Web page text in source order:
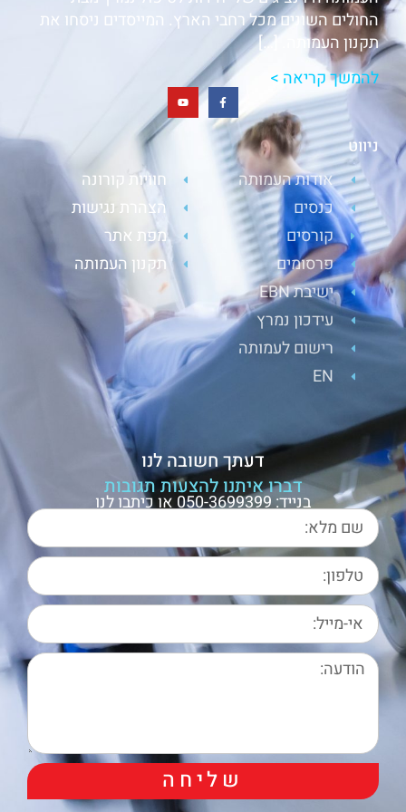
החולים השונים מכל רחבי הארץ. המייסדים ניסחו את
תקנון העמותה. […]
להמשך קריאה >
ניווט
אודות העמותה
כנסים
קורסים
פרסומים
ישיבת EBN
עידכון נמרץ
רישום לעמותה
EN
חוויות קורונה
הצהרת נגישות
מפת אתר
תקנון העמותה
דעתך חשובה לנו
דברו איתנו להצעות תגובות
בנייד: 050-3699399 או כיתבו לנו
שליחה